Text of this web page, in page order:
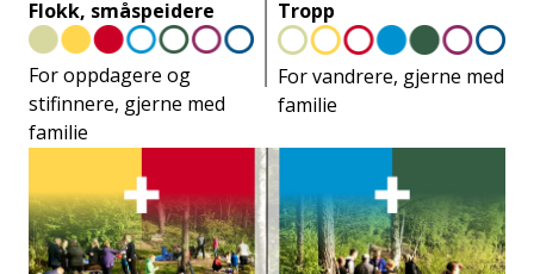
Flokk, småspeidere
For oppdagere og
stifinnere, gjerne med
familie
Tropp
For vandrere, gjerne med
familie